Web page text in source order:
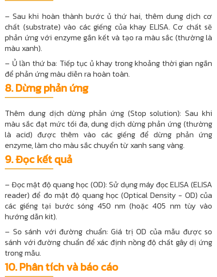
– Sau khi hoàn thành bước ủ thứ hai, thêm dung dịch cơ
chất (substrate) vào các giếng của khay ELISA. Cơ chất sẽ
phản ứng với enzyme gắn kết và tạo ra màu sắc (thường là
màu xanh).
– Ủ lần thứ ba: Tiếp tục ủ khay trong khoảng thời gian ngắn
để phản ứng màu diễn ra hoàn toàn.
8.Dừng phản ứng
Thêm dung dịch dừng phản ứng (Stop solution): Sau khi
màu sắc đạt mức tối đa, dung dịch dừng phản ứng (thường
là acid) được thêm vào các giếng để dừng phản ứng
enzyme, làm cho màu sắc chuyển từ xanh sang vàng.
9.Đọc kết quả
– Đọc mật độ quang học (OD): Sử dụng máy đọc ELISA (ELISA
reader) để đo mật độ quang học (Optical Density - OD) của
các giếng tại bước sóng 450 nm (hoặc 405 nm tùy vào
hướng dẫn kit).
– So sánh với đường chuẩn: Giá trị OD của mẫu được so
sánh với đường chuẩn để xác định nồng độ chất gây dị ứng
trong mẫu.
10. Phân tích và báo cáo